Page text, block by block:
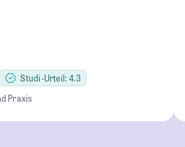
Studi-Urteil: 4.3
Praxis